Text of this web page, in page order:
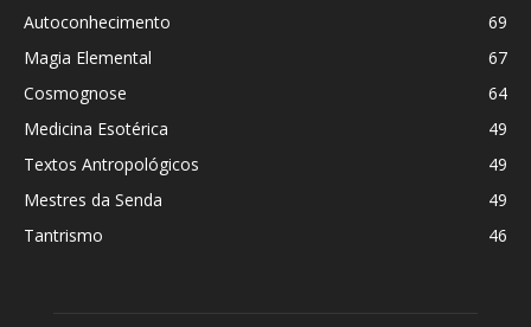
Autoconhecimento
69
Magia Elemental
67
Cosmognose
64
Medicina Esotérica
49
Textos Antropológicos
49
Mestres da Senda
49
Tantrismo
46